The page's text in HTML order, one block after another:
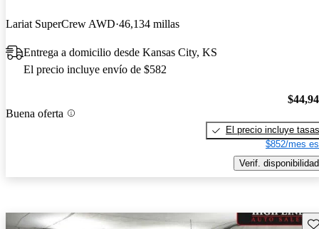
Lariat SuperCrew AWD 46,134 millas
Entrega a domicilio desde Kansas City, KS
El precio incluye envío de $582
Buena oferta
El precio incluye tasas
$852/mes
Verif. disponibilidad